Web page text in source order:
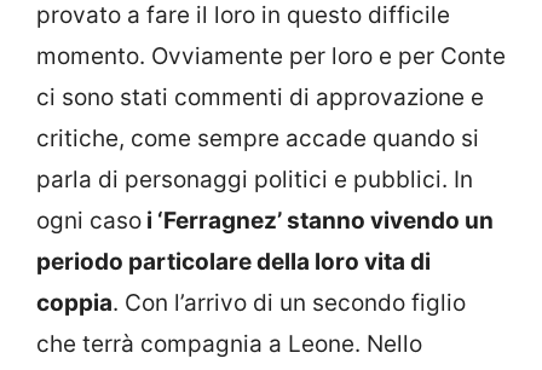
provato a fare il loro in questo difficile
momento. Ovviamente per loro e per Conte
ci sono stati commenti di approvazione e
critiche, come sempre accade quando si
parla di personaggi politici e pubblici. In
ogni caso i ‘Ferragnez’ stanno vivendo un
periodo particolare della loro vita di
coppia. Con l’arrivo di un secondo figlio
che terrà compagnia a Leone. Nello